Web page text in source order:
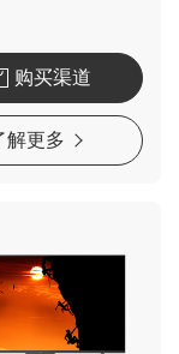
购买渠道
解更多